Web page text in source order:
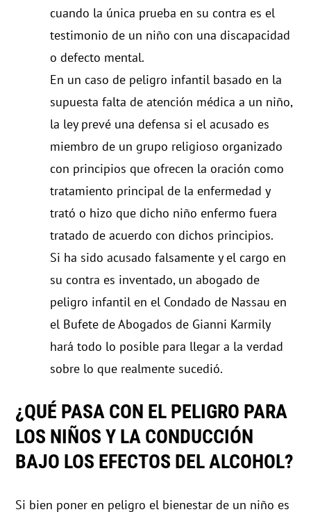
cuando la única prueba en su contra es el
testimonio de un niño con una discapacidad
o defecto mental.
En un caso de peligro infantil basado en la
supuesta falta de atención médica a un niño,
la ley prevé una defensa si el acusado es
miembro de un grupo religioso organizado
con principios que ofrecen la oración como
tratamiento principal de la enfermedad y
trató o hizo que dicho niño enfermo fuera
tratado de acuerdo con dichos principios.
Si ha sido acusado falsamente y el cargo en
su contra es inventado, un abogado de
peligro infantil en el Condado de Nassau en
el Bufete de Abogados de Gianni Karmily
hará todo lo posible para llegar a la verdad
sobre lo que realmente sucedió.
¿QUÉ PASA CON EL PELIGRO PARA
LOS NIÑOS Y LA CONDUCCIÓN
BAJO LOS EFECTOS DEL ALCOHOL?
Si bien poner en peligro el bienestar de un niño es